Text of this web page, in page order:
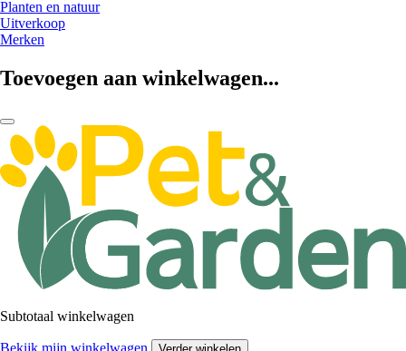
Planten en natuur
Uitverkoop
Merken
Toevoegen aan winkelwagen...
Subtotaal winkelwagen
Bekijk mijn winkelwagen